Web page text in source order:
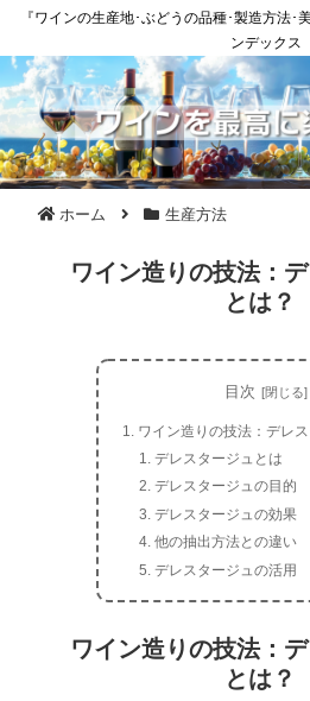
『ワインの生産地･ぶどうの品種･製造方法･
ンデックス
ホーム 生産方法
ワイン造りの技法：
とは？
目次
ワイン造りの技法：デレ
デレスタージュとは
デレスタージュの目的
デレスタージュの効果
他の抽出方法との違い
デレスタージュの活用
ワイン造りの技法：
とは？